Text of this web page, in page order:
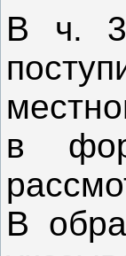
В ч. 3
в
В